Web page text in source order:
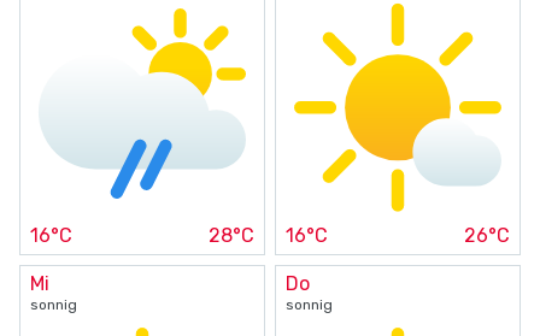
16°C 28°C 16°C 26°C
Mi
sonnig
Do
sonnig